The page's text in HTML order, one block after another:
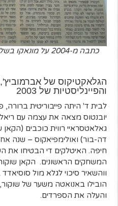
כתבה מ-2004 על
הגלאקטיקוס של
והפיינליסטיות של 2003
לבית ד' היתה פייבוריטית ברורה,
יובנטוס מצאה את עצמה עם
גאלאטסראיי רווית כוכבים
דה-בור) ואולימפיאקוס – שנה
המשחקים הראשונים. הקאן
ווהשאיר סיכוי לגלא מול
הובילו באנואטה משער של
והעלה את הספרדים.